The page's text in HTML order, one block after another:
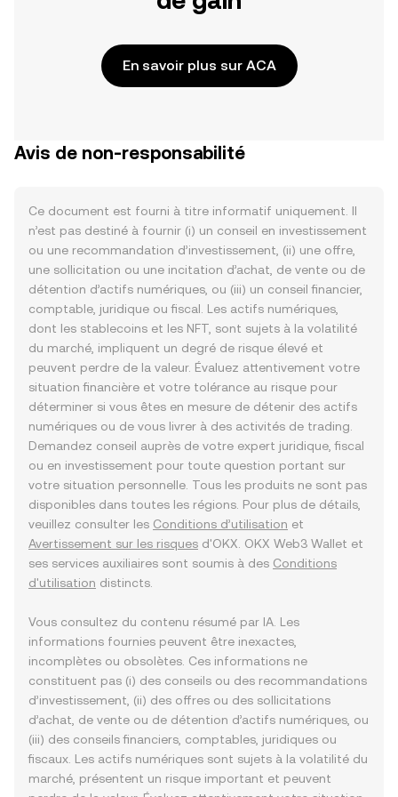
En savoir plus sur ACA
Avis de non-responsabilité
Ce document est fourni à titre informatif uniquement. Il
n’est pas destiné à fournir (i) un conseil en investissement
ou une recommandation d’investissement, (ii) une offre,
une sollicitation ou une incitation d’achat, de vente ou de
détention d’actifs numériques, ou (iii) un conseil financier,
comptable, juridique ou fiscal. Les actifs numériques,
dont les stablecoins et les NFT, sont sujets à la volatilité
du marché, impliquent un degré de risque élevé et
peuvent perdre de la valeur. Évaluez attentivement votre
situation financière et votre tolérance au risque pour
déterminer si vous êtes en mesure de détenir des actifs
numériques ou de vous livrer à des activités de trading.
Demandez conseil auprès de votre expert juridique, fiscal
ou en investissement pour toute question portant sur
votre situation personnelle. Tous les produits ne sont pas
disponibles dans toutes les régions. Pour plus de détails,
veuillez consulter les Conditions d’utilisation et
Avertissement sur les risques d'OKX. OKX Web3 Wallet et
ses services auxiliaires sont soumis à des Conditions
d'utilisation distincts.
Vous consultez du contenu résumé par IA. Les
informations fournies peuvent être inexactes,
incomplètes ou obsolètes. Ces informations ne
constituent pas (i) des conseils ou des recommandations
d’investissement, (ii) des offres ou des sollicitations
d’achat, de vente ou de détention d’actifs numériques, ou
(iii) des conseils financiers, comptables, juridiques ou
fiscaux. Les actifs numériques sont sujets à la volatilité du
marché, présentent un risque important et peuvent